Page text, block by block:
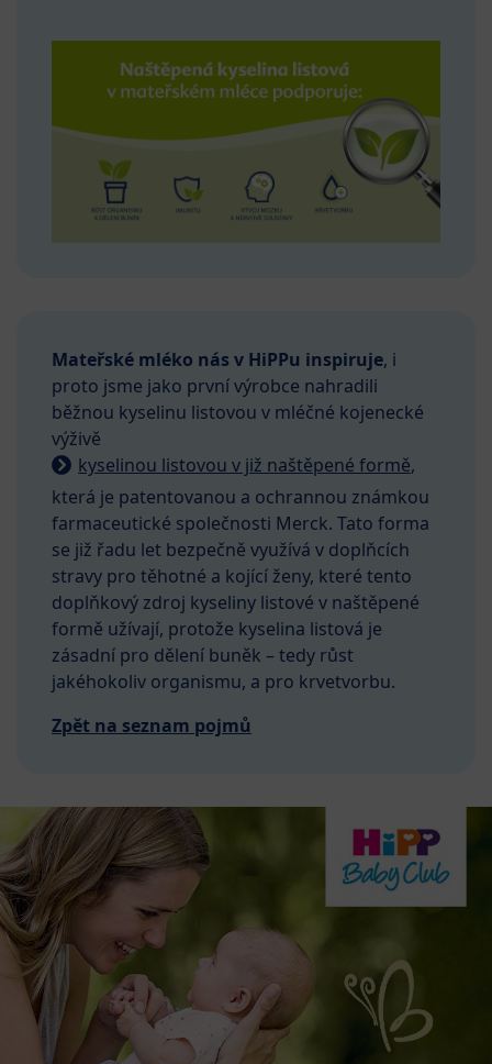
Mateřské mléko nás v HiPPu inspiruje, i
proto jsme jako první výrobce nahradili
běžnou kyselinu listovou v mléčné kojenecké
výživě
kyselinou listovou v již naštěpené formě,
která je patentovanou a ochrannou známkou
farmaceutické společnosti Merck. Tato forma
se již řadu let bezpečně využívá v doplňcích
stravy pro těhotné a kojící ženy, které tento
doplňkový zdroj kyseliny listové v naštěpené
formě užívají, protože kyselina listová je
zásadní pro dělení buněk – tedy růst
jakéhokoliv organismu, a pro krvetvorbu.
Zpět na seznam pojmů